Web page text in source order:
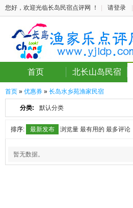
您好，欢迎光临长岛民宿点评网 ！ 请登录
首页 北长山岛民宿
首页 » 优惠券 » 长岛水乡苑渔家民宿
分类: 默认分类
排序: 最新发布 浏览量 最有用的 最多评论
暂无数据。